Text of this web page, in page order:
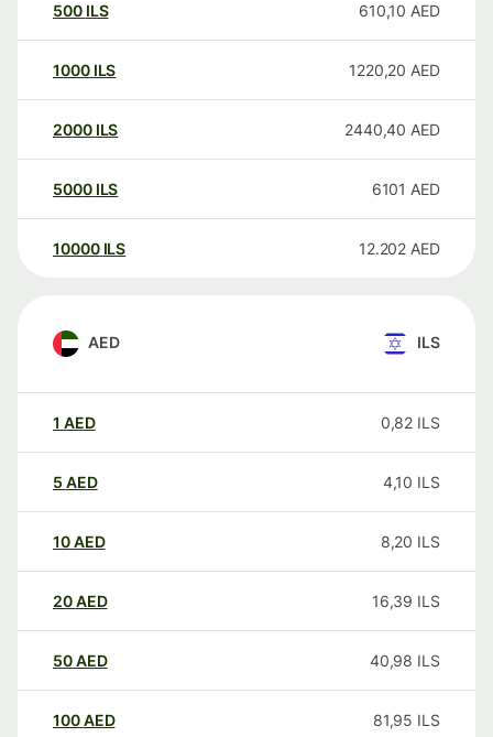
500 ILS 610,10 AED
1000 ILS 1220,20 AED
2000 ILS 2440,40 AED
5000 ILS 6101 AED
10000 ILS 12.202 AED
AED ILS
1 AED 0,82 ILS
5 AED 4,10 ILS
10AED 8,20 ILS
20AED 16,39 ILS
50AED 40,98 ILS
100AED 81,95 ILS